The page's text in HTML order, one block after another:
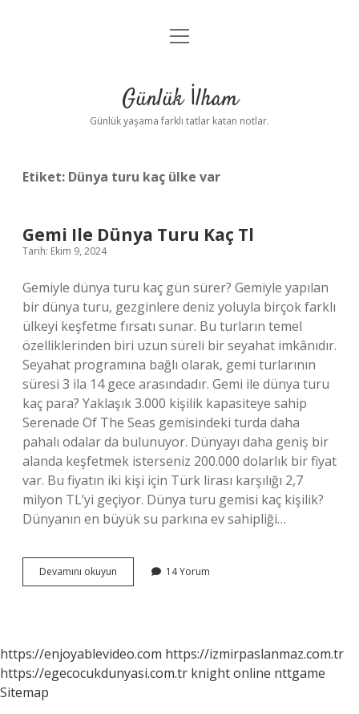
Anasayfa
Yasal Uyarı
menüyü
Günlük İlham
Günlük yaşama farklı tatlar katan notlar.
Etiket: Dünya turu kaç ülke var
Gemi Ile Dünya Turu Kaç Tl
Tarih: Ekim 9, 2024
Gemiyle dünya turu kaç gün sürer? Gemiyle yapılan
bir dünya turu, gezginlere deniz yoluyla birçok farklı
ülkeyi keşfetme fırsatı sunar. Bu turların temel
özelliklerinden biri uzun süreli bir seyahat imkânıdır.
Seyahat programına bağlı olarak, gemi turlarının
süresi 3 ila 14 gece arasındadır. Gemi ile dünya turu
kaç para? Yaklaşık 3.000 kişilik kapasiteye sahip
Serenade Of The Seas gemisindeki turda daha
pahalı odalar da bulunuyor. Dünyayı daha geniş bir
alanda keşfetmek isterseniz 200.000 dolarlık bir fiyat
var. Bu fiyatın iki kişi için Türk lirası karşılığı 2,7
milyon TL’yi geçiyor. Dünya turu gemisi kaç kişilik?
Dünyanın en büyük su parkına ev sahipliği…
Devamını okuyun
Ile
14 Yorum
https://enjoyablevideo.com https://izmirpaslanmaz.com.tr
https://egecocukdunyasi.com.tr knight online nttgame
Sitemap